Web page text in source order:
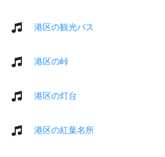
港区の観光バス
港区の峠
港区の灯台
港区の紅葉名所